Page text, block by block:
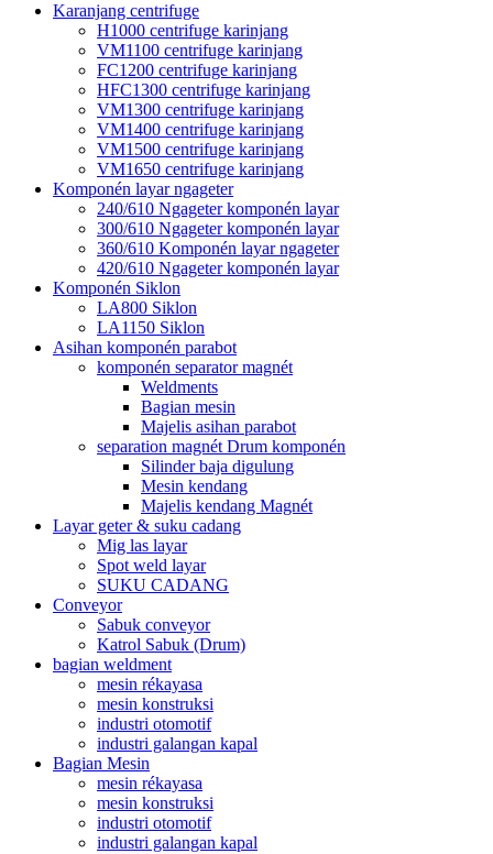
Karanjang centrifuge
H1000 centrifuge karinjang
VM1100 centrifuge karinjang
FC1200 centrifuge karinjang
HFC1300 centrifuge karinjang
VM1300 centrifuge karinjang
VM1400 centrifuge karinjang
VM1500 centrifuge karinjang
VM1650 centrifuge karinjang
Komponén layar ngageter
240/610 Ngageter komponén layar
300/610 Ngageter komponén layar
360/610 Komponén layar ngageter
420/610 Ngageter komponén layar
Komponén Siklon
LA800 Siklon
LA1150 Siklon
Asihan komponén parabot
komponén separator magnét
Weldments
Bagian mesin
Majelis asihan parabot
separation magnét Drum komponén
Silinder baja digulung
Mesin kendang
Majelis kendang Magnét
Layar geter & suku cadang
Mig las layar
Spot weld layar
SUKU CADANG
Conveyor
Sabuk conveyor
Katrol Sabuk (Drum)
bagian weldment
mesin rékayasa
mesin konstruksi
industri otomotif
industri galangan kapal
Bagian Mesin
mesin rékayasa
mesin konstruksi
industri otomotif
industri galangan kapal